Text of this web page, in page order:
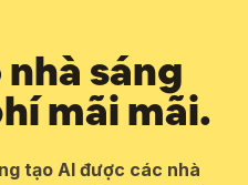
sáng
mãi mãi.
tạo AI được các nhà